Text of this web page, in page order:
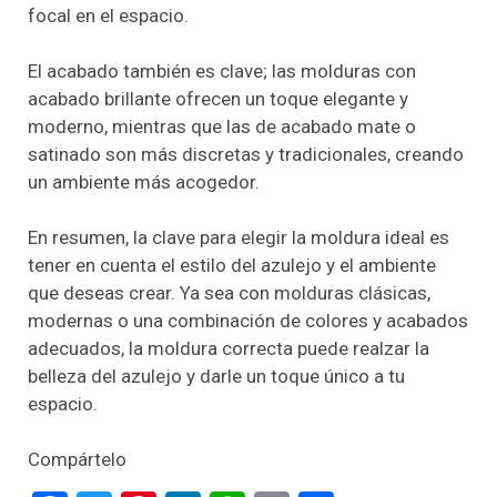
focal en el espacio.
El acabado también es clave; las molduras con
acabado brillante ofrecen un toque elegante y
moderno, mientras que las de acabado mate o
satinado son más discretas y tradicionales, creando
un ambiente más acogedor.
En resumen, la clave para elegir la moldura ideal es
tener en cuenta el estilo del azulejo y el ambiente
que deseas crear. Ya sea con molduras clásicas,
modernas o una combinación de colores y acabados
adecuados, la moldura correcta puede realzar la
belleza del azulejo y darle un toque único a tu
espacio.
Compártelo